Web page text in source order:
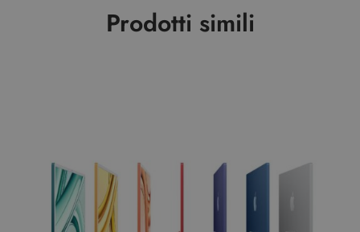
Prodotti simili